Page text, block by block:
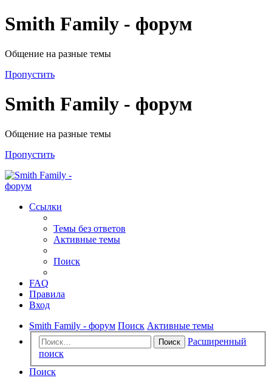
Smith Family - форум
Общение на разные темы
Пропустить
Smith Family - форум
Общение на разные темы
Пропустить
Ссылки
Темы без ответов
Активные темы
Поиск
FAQ
Правила
Вход
Smith Family - форум Поиск Активные темы
Поиск
Расширенный
поиск
Поиск